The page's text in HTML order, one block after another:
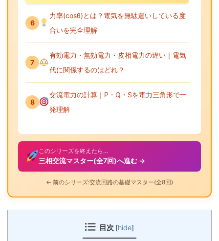
6
力率(cosθ)とは？電気を無駄遣いしている度
合いを完全理解
7
有効電力・無効電力・皮相電力の違い｜電気
代に関係するのはどれ？
8
交流電力の計算｜P・Q・Sを電力三角形で一
発理解
このシリーズを終えたら…
三相交流マスター(全7回)へ進む →
← 前のシリーズ:交流回路の基礎マスター(全8回)
目次 [hide]